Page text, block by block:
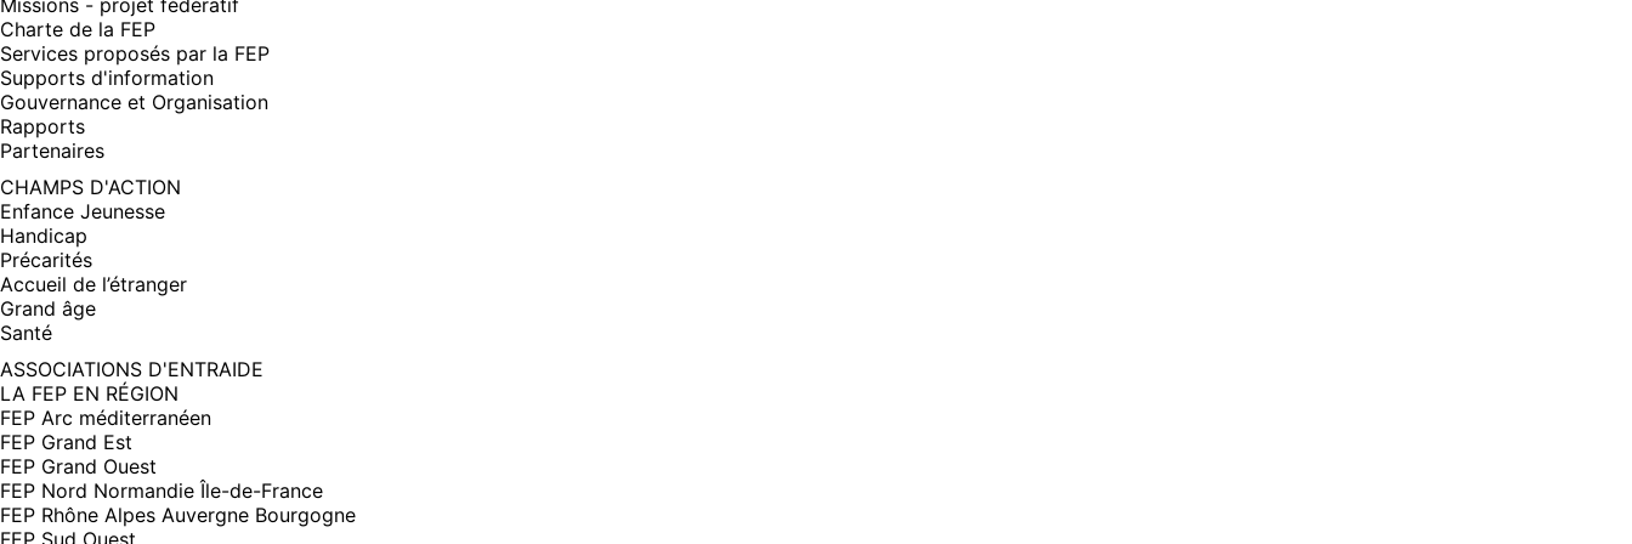
Missions - projet fédératif
Charte de la FEP
Services proposés par la FEP
Supports d'information
Gouvernance et Organisation
Rapports
Partenaires
CHAMPS D'ACTION
Enfance Jeunesse
Handicap
Précarités
Accueil de l’étranger
Grand âge
Santé
ASSOCIATIONS D'ENTRAIDE
LA FEP EN RÉGION
FEP Arc méditerranéen
FEP Grand Est
FEP Grand Ouest
FEP Nord Normandie Île-de-France
FEP Rhône Alpes Auvergne Bourgogne
FEP Sud Ouest